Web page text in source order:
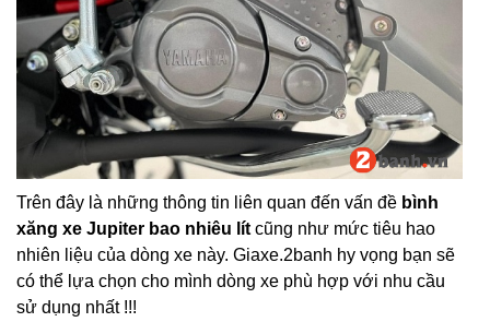
Trên đây là những thông tin liên quan đến vấn đề bình
xăng xe Jupiter bao nhiêu lít cũng như mức tiêu hao
nhiên liệu của dòng xe này. Giaxe.2banh hy vọng bạn sẽ
có thể lựa chọn cho mình dòng xe phù hợp với nhu cầu
sử dụng nhất !!!